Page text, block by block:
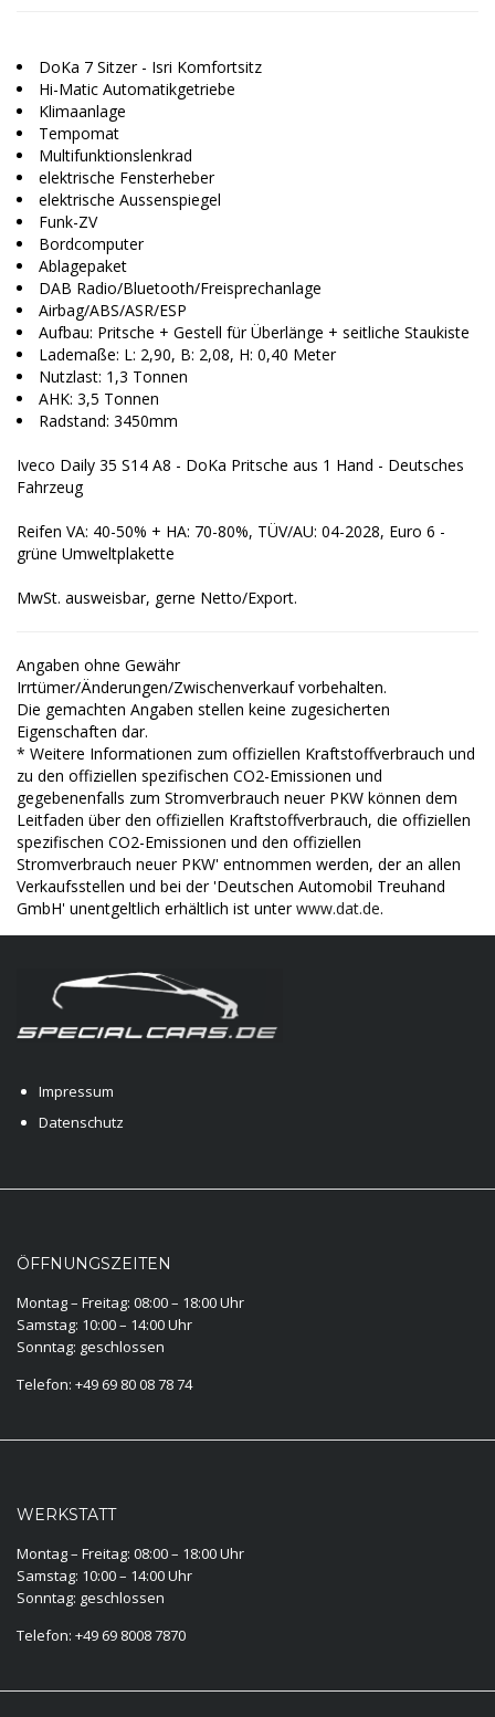
DoKa 7 Sitzer - Isri Komfortsitz
Hi-Matic Automatikgetriebe
Klimaanlage
Tempomat
Multifunktionslenkrad
elektrische Fensterheber
elektrische Aussenspiegel
Funk-ZV
Bordcomputer
Ablagepaket
DAB Radio/Bluetooth/Freisprechanlage
Airbag/ABS/ASR/ESP
Aufbau: Pritsche + Gestell für Überlänge + seitliche Staukiste
Lademaße: L: 2,90, B: 2,08, H: 0,40 Meter
Nutzlast: 1,3 Tonnen
AHK: 3,5 Tonnen
Radstand: 3450mm
Iveco Daily 35 S14 A8 - DoKa Pritsche aus 1 Hand - Deutsches
Fahrzeug
Reifen VA: 40-50% + HA: 70-80%, TÜV/AU: 04-2028, Euro 6 -
grüne Umweltplakette
MwSt. ausweisbar, gerne Netto/Export.
Angaben ohne Gewähr
Irrtümer/Änderungen/Zwischenverkauf vorbehalten.
Die gemachten Angaben stellen keine zugesicherten
Eigenschaften dar.
* Weitere Informationen zum offiziellen Kraftstoffverbrauch und
zu den offiziellen spezifischen CO2-Emissionen und
gegebenenfalls zum Stromverbrauch neuer PKW können dem
Leitfaden über den offiziellen Kraftstoffverbrauch, die offiziellen
spezifischen CO2-Emissionen und den offiziellen
Stromverbrauch neuer PKW' entnommen werden, der an allen
Verkaufsstellen und bei der 'Deutschen Automobil Treuhand
GmbH' unentgeltlich erhältlich ist unterwww.dat.de.
Impressum
Datenschutz
ÖFFNUNGSZEITEN
Montag – Freitag: 08:00 – 18:00 Uhr
Samstag: 10:00 – 14:00 Uhr
Sonntag: geschlossen
Telefon: +49 69 80 08 78 74
WERKSTATT
Montag – Freitag: 08:00 – 18:00 Uhr
Samstag: 10:00 – 14:00 Uhr
Sonntag: geschlossen
Telefon: +49 69 8008 7870